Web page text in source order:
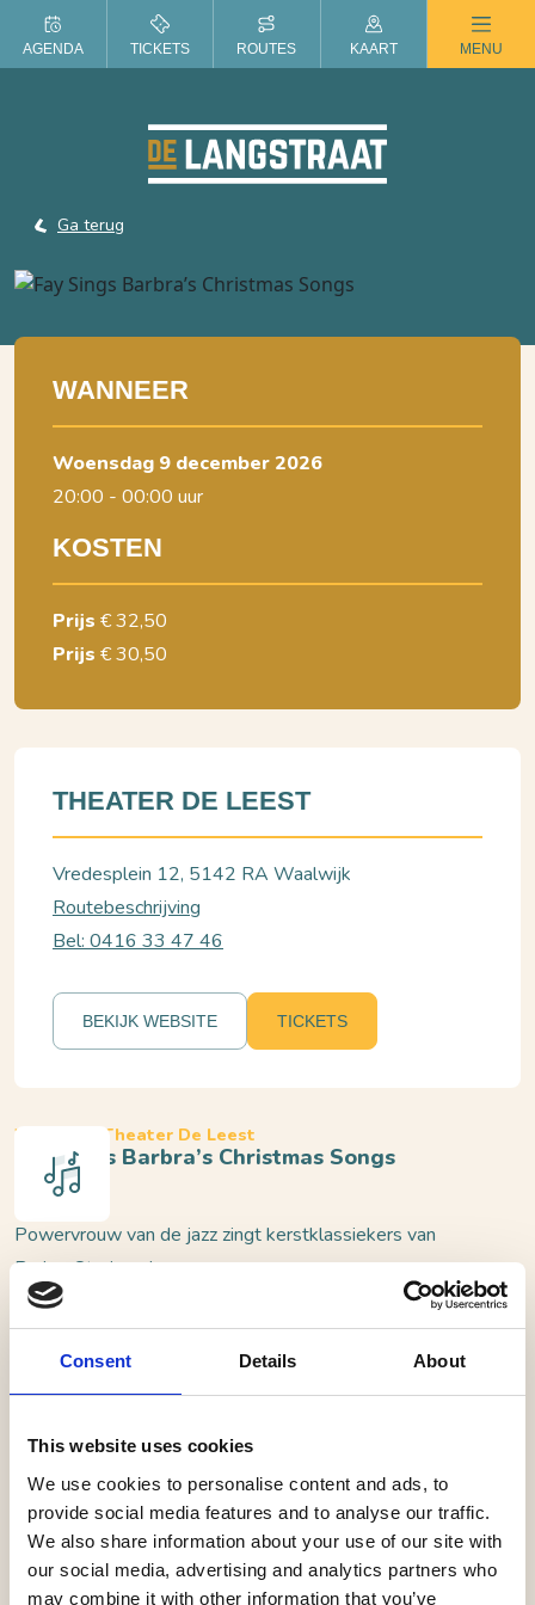
Consent Details About
This website uses cookies
We use cookies to personalise content and ads, to
provide social media features and to analyse our traffic.
We also share information about your use of our site with
our social media, advertising and analytics partners who
may combine it with other information that you’ve
ZOMER IN DE LANGSTRAAT
Ga terug
Waalwijk, Theater De Leest
Fay Sings Barbra’s Christmas Songs
Powervrouw van de jazz zingt kerstklassiekers van
Barbra Streisand
Wie kerst viert met de muziek van Barbra Streisand,
viert kerst met klasse. Na het grote succes van ‘Fay
Sings Barbra’ presenteert Fay Claassen, onze
powervrouw van de jazz, een theatershow waarin het
draad vormt.
Streisand bracht in 1967 haar legendarische ‘A
WANNEER
woensdag 9 december 2026
20:00 - 00:00 uur
KOSTEN
Prijs € 32,50
Prijs € 30,50
THEATER DE LEEST
Vredesplein 12, 5142 RA Waalwijk
Routebeschrijving
Bel: 0416 33 47 46
BEKIJK WEBSITE TICKETS
AGENDA TICKETS ROUTES KAART MENU